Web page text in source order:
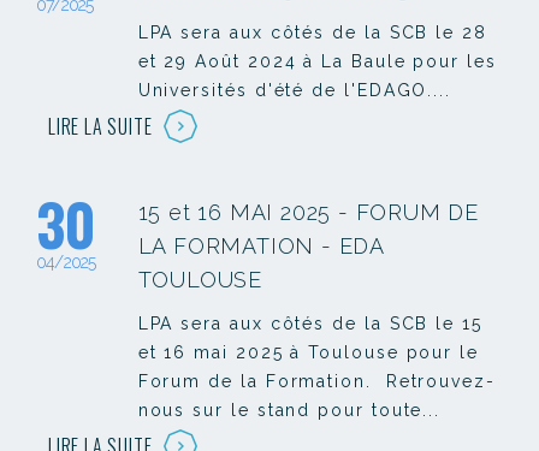
07/2025
LPA sera aux côtés de la SCB le 28
et 29 Août 2024 à La Baule pour les
Universités d'été de l'EDAGO....
LIRE LA SUITE
30
04/2025
15 et 16 MAI 2025 - FORUM DE
LA FORMATION - EDA
TOULOUSE
LPA sera aux côtés de la SCB le 15
et 16 mai 2025 à Toulouse pour le
Forum de la Formation. Retrouvez-
nous sur le stand pour toute...